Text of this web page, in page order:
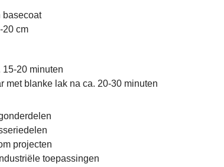
basecoat
20 cm
15-20 minuten
met blanke lak na ca. 20-30 minuten
projecten
toepassingen